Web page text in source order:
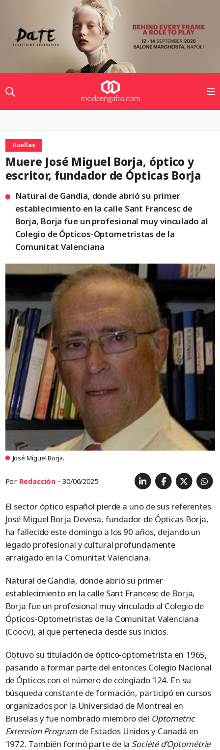
Huellas
Muere José Miguel Borja, óptico y
escritor, fundador de Ópticas Borja
Natural de Gandía, donde abrió su primer
establecimiento en la calle Sant Francesc de
Borja, Borja fue un profesional muy vinculado al
Colegio de Ópticos-Optometristas de la
Comunitat Valenciana
José Miguel Borja..
Por Redacción - 30/06/2025
El sector óptico español pierde a uno de sus referentes.
José Miguel Borja Devesa, fundador de Ópticas Borja,
ha fallecido este domingo a los 90 años, dejando un
legado profesional y cultural profundamente
arraigado en la Comunitat Valenciana.
Natural de Gandía, donde abrió su primer
establecimiento en la calle Sant Francesc de Borja,
Borja fue un profesional muy vinculado al Colegio de
Ópticos-Optometristas de la Comunitat Valenciana
(Coocv), al que pertenecía desde sus inicios.
Obtuvo su titulación de óptico-optometrista en 1965,
pasando a formar parte del entonces Colegio Nacional
de Ópticos con el número de colegiado 124. En su
búsqueda constante de formación, participó en cursos
organizados por la Universidad de Montreal en
Bruselas y fue nombrado miembro del Optometric
Extension Programde Estados Unidos y Canadá en
1972. También formó parte de la Société d’Optométrie